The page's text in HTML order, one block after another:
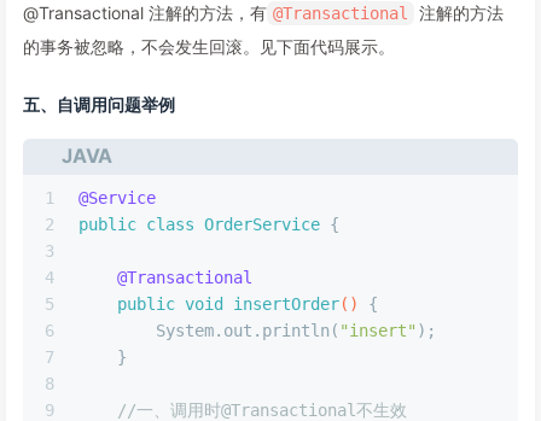
@Transactional 注解的方法，有 @Transactional
注解的方法
的事务被忽略，不会发生回滚。见下面代码展示。
五、自调用问题举例
JAVA
1
2
3
4
5
6
7
8
9
@Service
public class OrderService {
@Transactional
public void insertOrder()
{
        System.out.println(
"insert" );
    }
//一、调用时@Transactional不生效